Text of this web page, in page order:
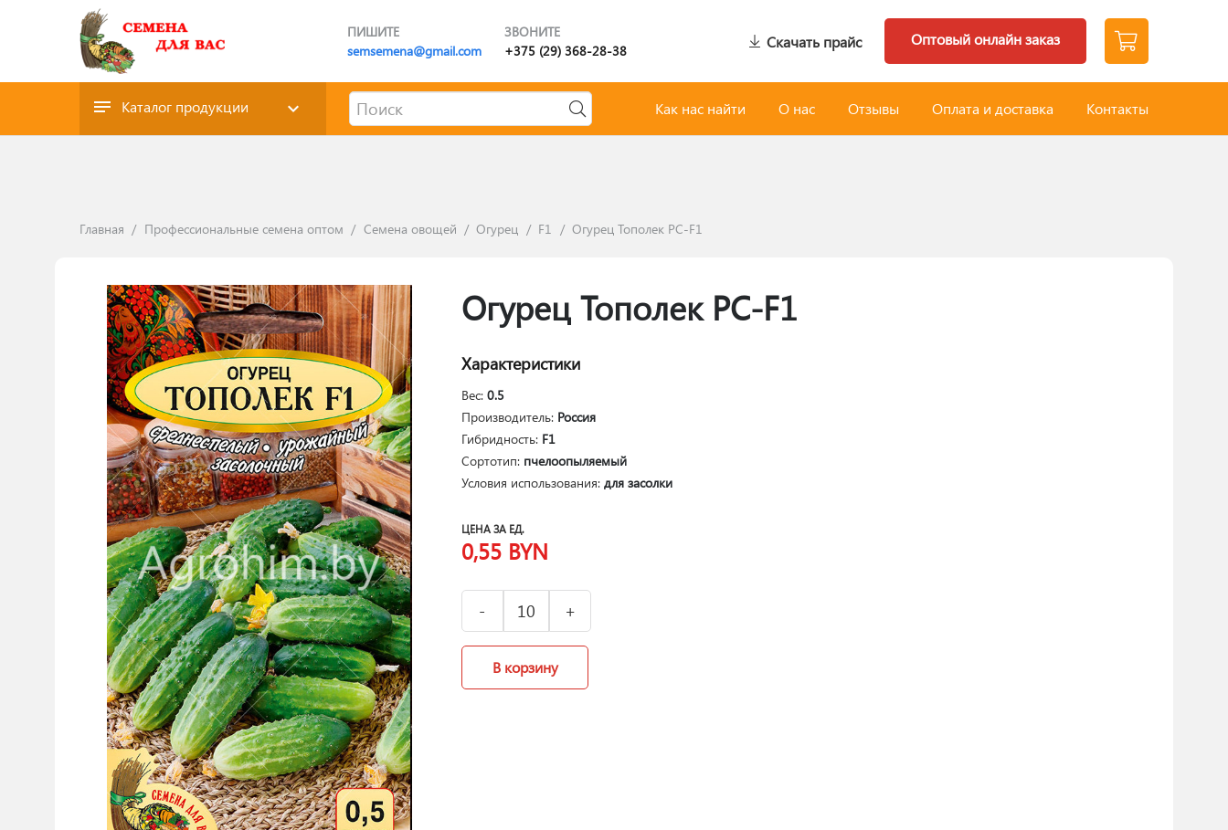
ПИШИТЕ
semsemena@gmail.com
ЗВОНИТЕ
+375 (29) 368-28-38
Скачать прайс Оптовый онлайн заказ
Каталог продукции Как нас найти О нас Отзывы Оплата и доставка Контакты
Главная / Профессиональные семена оптом / Семена овощей / Огурец / F1 / Огурец Тополек РС-F1
Огурец Тополек РС-F1
Характеристики
Вес: 0.5
Производитель: Россия
Гибридность: F1
Сортотип: пчелоопыляемый
Условия использования: для засолки
ЦЕНА ЗА ЕД.
0,55 BYN
В корзину